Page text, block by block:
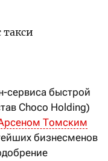
сервиса быстрой
Choco Holding)
Томским
бизнесменов